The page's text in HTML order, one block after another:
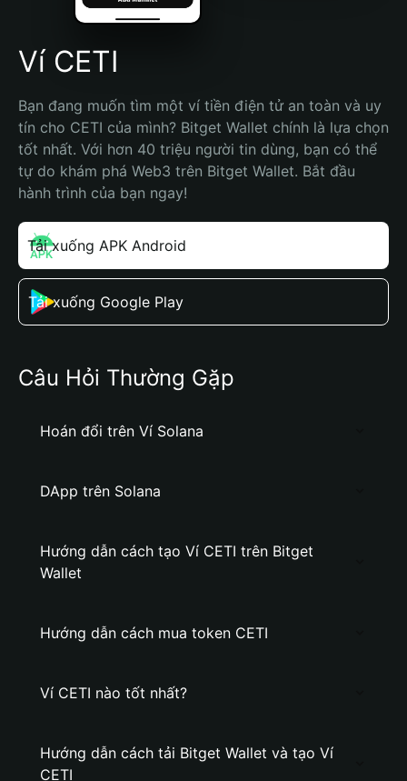
Español (Argentina)
Ví CETI
Bạn đang muốn tìm một ví tiền điện tử an toàn và uy
tín cho CETI của mình? Bitget Wallet chính là lựa chọn
tốt nhất. Với hơn 40 triệu người tin dùng, bạn có thể
tự do khám phá Web3 trên Bitget Wallet. Bắt đầu
hành trình của bạn ngay!
Tải xuống APK Android
Tải xuống Google Play
Câu Hỏi Thường Gặp
Hoán đổi trên Ví Solana
DApp trên Solana
Hướng dẫn cách tạo Ví CETI trên Bitget
Wallet
Hướng dẫn cách mua token CETI
Ví CETI nào tốt nhất?
Hướng dẫn cách tải Bitget Wallet và tạo Ví
CETI